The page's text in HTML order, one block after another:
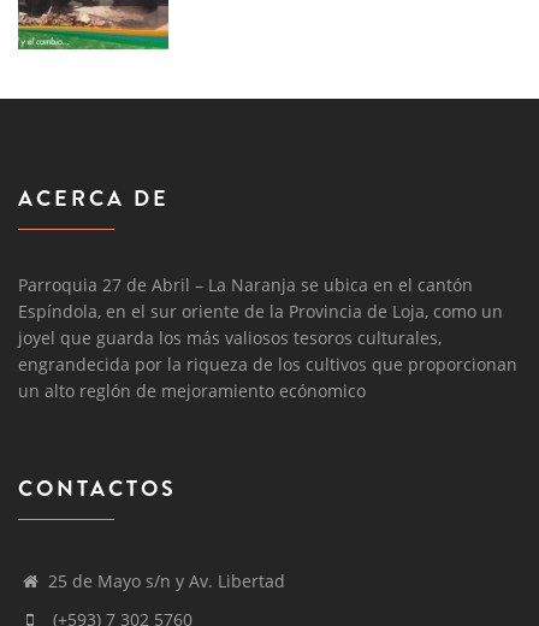
ACERCA DE
Parroquia 27 de Abril – La Naranja se ubica en el cantón
Espíndola, en el sur oriente de la Provincia de Loja, como un
joyel que guarda los más valiosos tesoros culturales,
engrandecida por la riqueza de los cultivos que proporcionan
un alto reglón de mejoramiento ecónomico
CONTACTOS
25 de Mayo s/n y Av. Libertad
(+593) 7 302 5760